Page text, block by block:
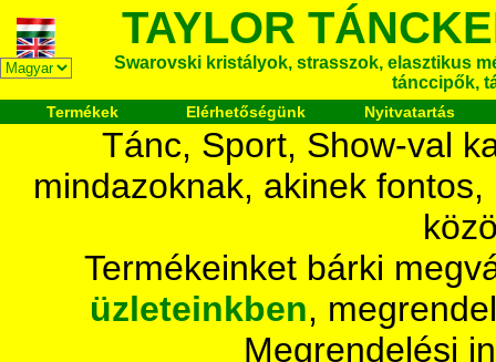
TAYLOR
Swarovski kristályok, strasszok, elasztikus
tánccipők,
Termékek Elérhetőségünk Nyitvatartás
Tánc, Sport, Show-val
mindazoknak, akinek
Termékeinket bárki
üzleteinkben,
Megrendelési